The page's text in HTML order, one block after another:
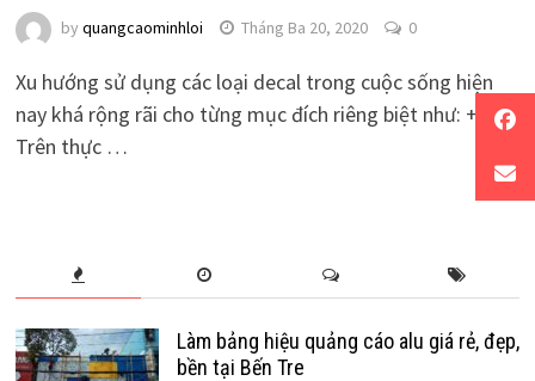
by quangcaominhloi Tháng Ba 20, 2020 0
Xu hướng sử dụng các loại decal trong cuộc sống hiện
nay khá rộng rãi cho từng mục đích riêng biệt như: +
Trên thực …
Làm bảng hiệu quảng cáo alu giá rẻ, đẹp,
bền tại Bến Tre